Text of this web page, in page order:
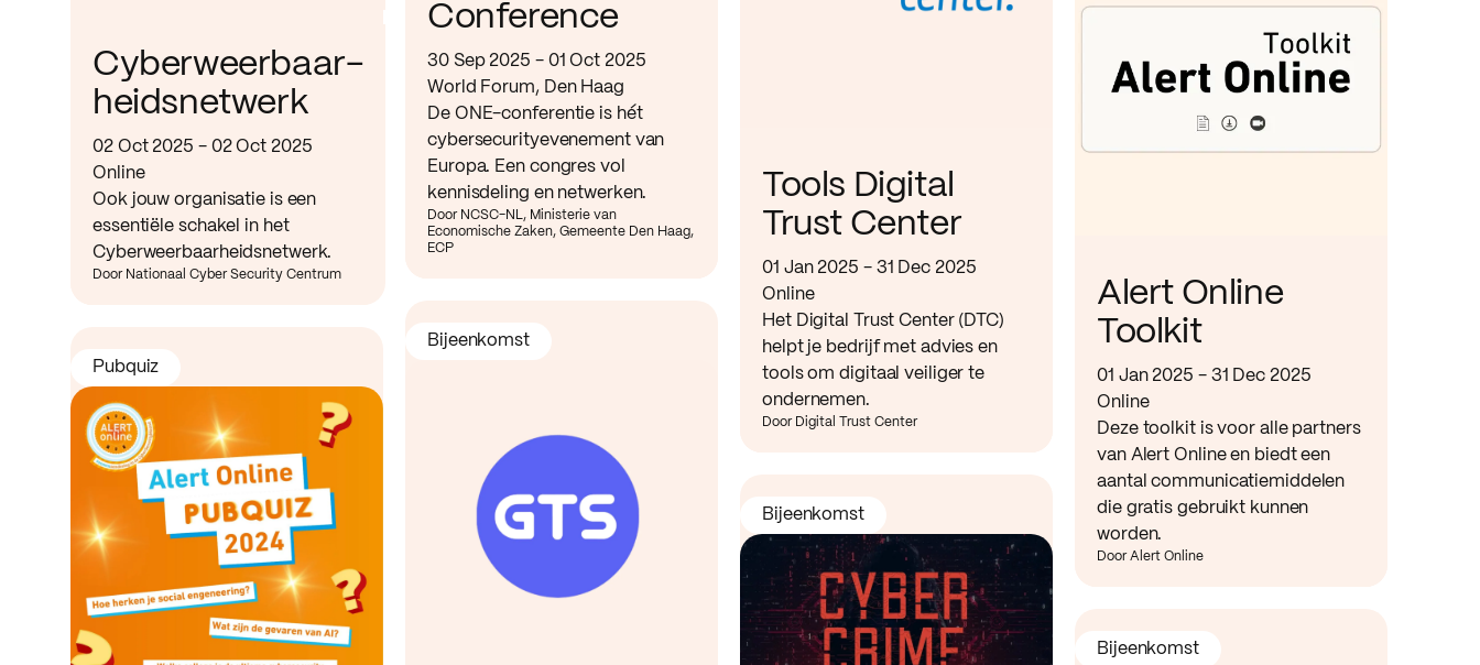
Conference
30 Sep 2025 - 01 Oct 2025
World Forum, Den Haag
De ONE-conferentie is hét
cybersecurityevenement van
Europa. Een congres vol
kennisdeling en netwerken.
Door NCSC-NL, Ministerie van
Economische Zaken, Gemeente Den Haag,
ECP
Cyberweerbaar-
heidsnetwerk
02 Oct 2025 - 02 Oct 2025
Online
Ook jouw organisatie is een
essentiële schakel in het
Cyberweerbaarheidsnetwerk.
Door Nationaal Cyber Security Centrum
Tools Digital
Trust Center
01 Jan 2025 - 31 Dec 2025
Online
Het Digital Trust Center (DTC)
helpt je bedrijf met advies en
tools om digitaal veiliger te
ondernemen.
Door Digital Trust Center
Alert Online
Toolkit
01 Jan 2025 - 31 Dec 2025
Online
Deze toolkit is voor alle partners
van Alert Online en biedt een
aantal communicatiemiddelen
die gratis gebruikt kunnen
worden.
Door Alert Online
Bijeenkomst
Pubquiz
Bijeenkomst
Bijeenkomst